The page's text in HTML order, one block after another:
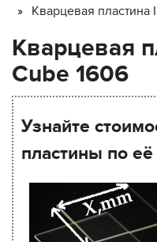
Кварцевая пластина
Кварцевая
Cube 1606
Узнайте
пластины по